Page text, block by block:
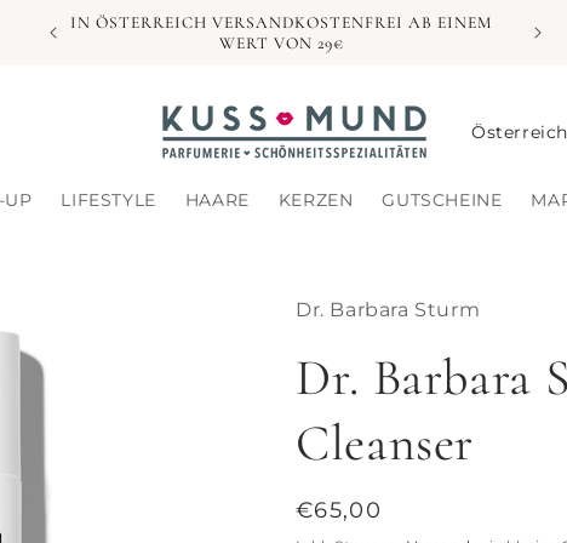
IN ÖSTERREICH VERSANDKOSTENFREI AB EINEM
WERT VON 29€
UP LIFESTYLE HAARE KERZEN GUTSCHEINE
L
n
R
g
i
Dr. Barbara Sturm
Dr. Barbara
Cleanser
Normaler
€65,00